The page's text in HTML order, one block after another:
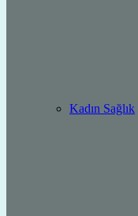
Kadın Sağlık